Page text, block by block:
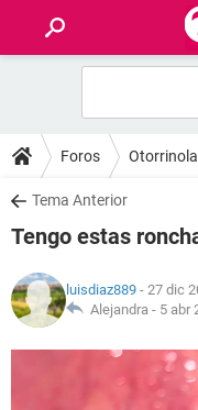
FOROS
SALUD
FAMILIA
NUTRICIÓN
Foros
Tema Anterior
Tengo estas
luisdiaz889 - 27 dic
Alejandra - 5 abr